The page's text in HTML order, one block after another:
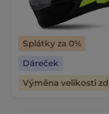
Splátky za 0%
Dáreček